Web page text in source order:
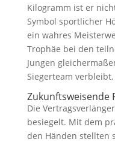
Kilogramm ist er
Symbol sportlicher
ein wahres
Trophäe bei den
Jungen
Siegerteam
Zukunftsweisende
Die
besiegelt. Mit dem
den Händen stellten